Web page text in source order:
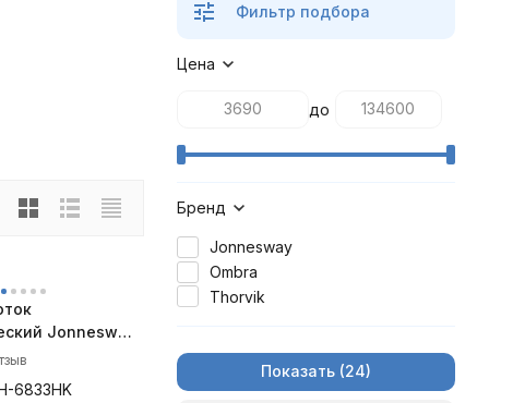
Jonnesway
2100 уд/мин.
6833HK
Фильтр подбора
Цена
до
Бренд
Jonnesway
Ombra
Thorvik
Показать